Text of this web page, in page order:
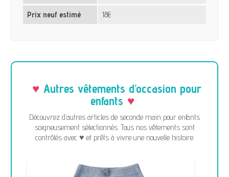
Prix neuf estimé 18€
Autres vêtements d’occasion pour
enfants
Découvrez d’autres articles de seconde main pour enfants
soigneusement sélectionnés. Tous nos vêtements sont
contrôlés avec ♥ et prêts à vivre une nouvelle histoire.